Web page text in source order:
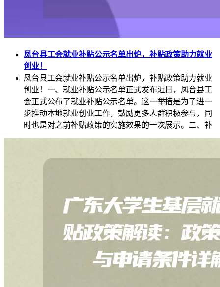
凤台县工会就业补贴公示名单出炉，补贴政策助力就业
创业！
凤台县工会就业补贴公示名单出炉，补贴政策助力就业
创业！一、就业补贴公示名单正式发布近日，凤台县工
会正式公布了就业补贴公示名单。这一举措是为了进一
步推动本地就业创业工作，鼓励更多人群积极参与，同
时也是对之前补贴政策的实施效果的一次展示。二、补